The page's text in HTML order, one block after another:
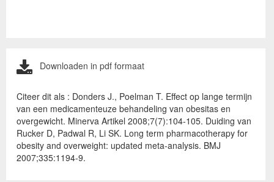
Downloaden in pdf formaat
Citeer dit als : Donders J., Poelman T. Effect op lange termijn
van een medicamenteuze behandeling van obesitas en
overgewicht. Minerva Artikel 2008;7(7):104-105. Duiding van
Rucker D, Padwal R, Li SK. Long term pharmacotherapy for
obesity and overweight: updated meta-analysis. BMJ
2007;335:1194-9.